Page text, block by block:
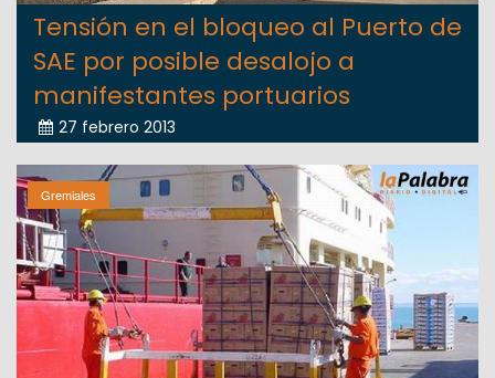
Tensión en el bloqueo al Puerto de
SAE por posible desalojo a
manifestantes portuarios
27 febrero 2013
Gremiales